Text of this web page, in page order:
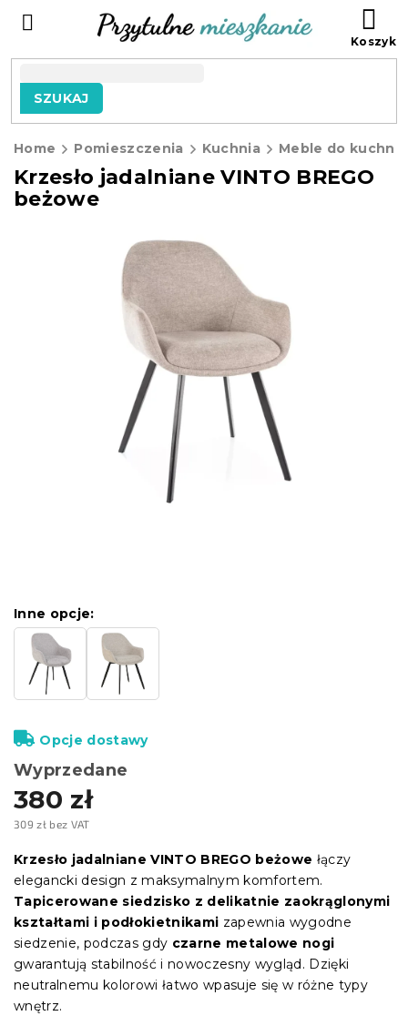
SZUKAJ
Home Pomieszczenia Kuchnia Meble do kuchni
Krzesło jadalniane VINTO BREGO
beżowe
380 zł
309 zł bez VAT
jednostkowa:
Wyprzedane
Inne opcje:
Opcje dostawy
Krzesło jadalniane VINTO BREGO beżowe łączy
elegancki design z maksymalnym komfortem.
Tapicerowane siedzisko z delikatnie zaokrąglonymi
kształtami i podłokietnikami zapewnia wygodne
siedzenie, podczas gdy czarne metalowe nogi
gwarantują stabilność i nowoczesny wygląd. Dzięki
neutralnemu kolorowi łatwo wpasuje się w różne typy
wnętrz.